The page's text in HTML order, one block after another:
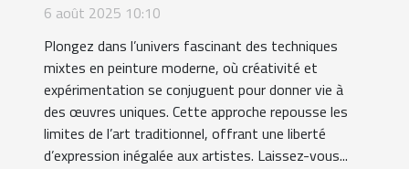
6 août 2025 10:10
Plongez dans l’univers fascinant des techniques
mixtes en peinture moderne, où créativité et
expérimentation se conjuguent pour donner vie à
des œuvres uniques. Cette approche repousse les
limites de l’art traditionnel, offrant une liberté
d’expression inégalée aux artistes. Laissez-vous...